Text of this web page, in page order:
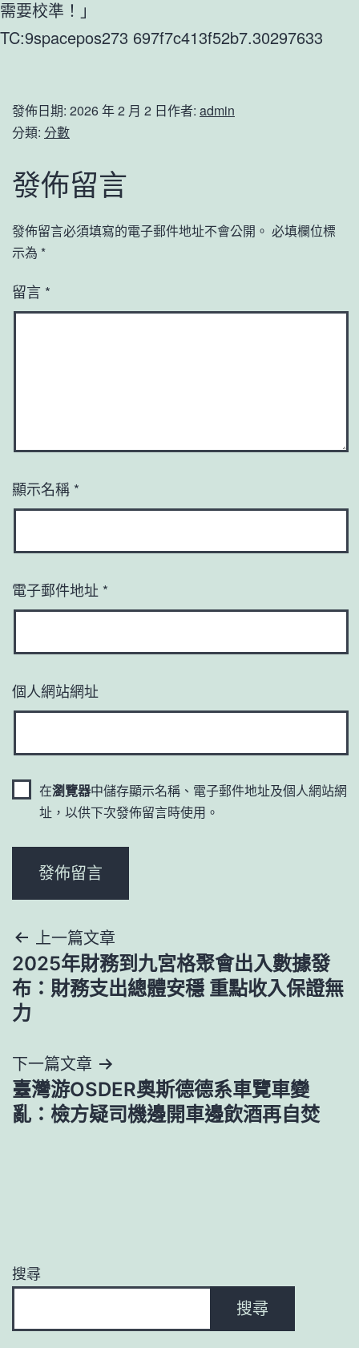
需要校準！」
TC:9spacepos273 697f7c413f52b7.30297633
發佈日期: 2026 年 2 月 2 日作者: admin
分類: 分數
發佈留言
發佈留言必須填寫的電子郵件地址不會公開。 必填欄位標
示為 *
留言 *
顯示名稱 *
電子郵件地址 *
個人網站網址
在瀏覽器中儲存顯示名稱、電子郵件地址及個人網站網
址，以供下次發佈留言時使用。
文
章
導
覽
上一篇文章
2025年財務到九宮格聚會出入數據發
布：財務支出總體安穩 重點收入保證無
力
下一篇文章
臺灣游OSDER奧斯德德系車覽車變
亂：檢方疑司機邊開車邊飲酒再自焚
搜尋
搜尋